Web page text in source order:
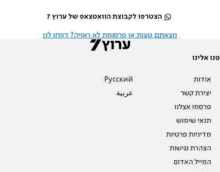
הצטרפו לקבוצת הוואטצאפ של ערוץ 7
מצאתם טעות או פרסומת לא ראויה? דווחו לנו
פנו אלינו
אודות
יצירת קשר
פרסמו אצלנו
תנאי שימוש
מדיניות פרטיות
הצהרת נגישות
המייל האדום
Pусский
عربية